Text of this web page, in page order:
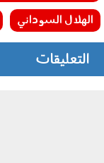
الهلال السوداني
التعليقات